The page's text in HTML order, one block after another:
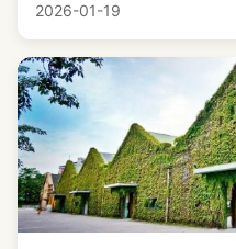
2026-01-19